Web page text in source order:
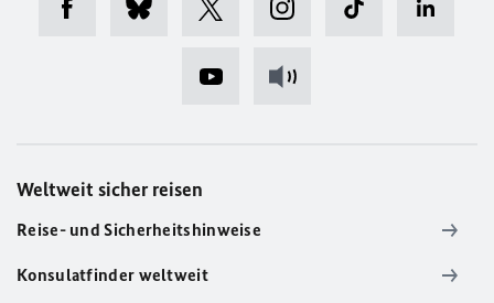
Weltweit sicher reisen
Reise- und Sicherheitshinweise
Konsulatfinder weltweit